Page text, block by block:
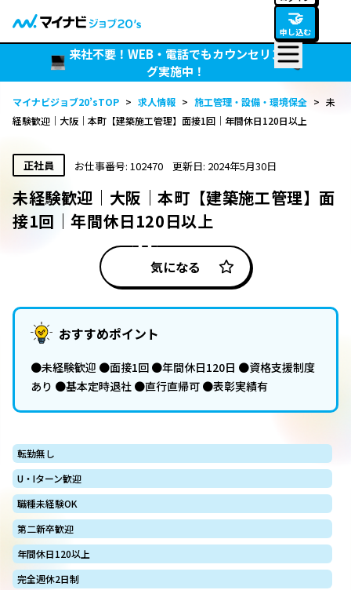
🤝
申し込む
来社不要！WEB・電話でもカウンセリン
グ実施中！
マイナビジョブ20’sTOP > 求人情報 > 施工管理・設備・環境保全 > 未
経験歓迎｜大阪｜本町【建築施工管理】面接1回｜年間休日120日以上
正社員 お仕事番号: 102470 更新日: 2024年5月30日
未経験歓迎｜大阪｜本町【建築施工管理】面
接1回｜年間休日120日以上
気になる
おすすめポイント
●未経験歓迎 ●面接1回 ●年間休日120日 ●資格支援制度
あり ●基本定時退社 ●直行直帰可 ●表彰実績有
転勤無し
U・Iターン歓迎
職種未経験OK
第二新卒歓迎
年間休日120以上
完全週休2日制